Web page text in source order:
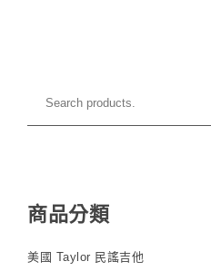
商品分類
美國 Taylor 民謠吉他